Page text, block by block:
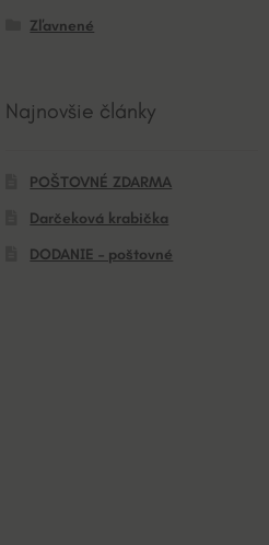
Zľavnené
Najnovšie články
POŠTOVNÉ ZDARMA
Darčeková krabička
DODANIE – poštovné